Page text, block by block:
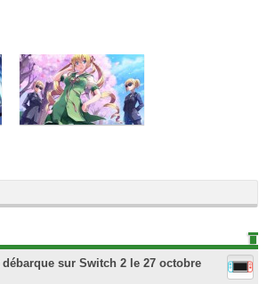
débarque sur Switch 2 le 27 octobre